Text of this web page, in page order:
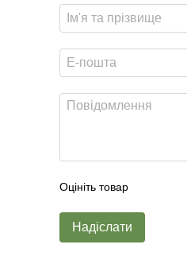
Оцініть товар
Надіслати